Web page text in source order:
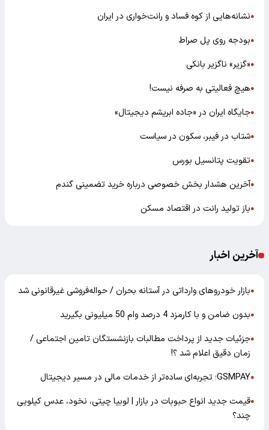
●نشانه‌هایی از کوه فساد و رانت‌خواری در ایران
●بودجه روی پل صراط
●«گزیر» ناگزیر بانکی
●هیچ فعالیتی به صرفه نیست!
●جایگاه ایران در «جاده ابریشم دیجیتال»
●شتاب در فیبر، سکون در سیاست
●تقویت پتانسیل بورس
●آخرین هشدار بخش خصوصی درباره خرید تضمینی گندم
●باز تولید رانت در اقتصاد مسکن
آخرین اخبار
●بازار خودرو‌های وارداتی در آستانه بحران / حواله‌فروشی غیرقانونی شد
●بدون ضامن و با کارمزد 4 درصد وام 50 میلیونی بگیرید
●جزئیات جدید از پرداخت مطالبات بازنشستگان تامین اجتماعی /
زمان دقیق اعلام شد ؟!
●GSMPAY؛ تجربه‌ای ساده‌تر از خدمات مالی در مسیر دیجیتال
●قیمت جدید انواع حبوبات در بازار | لوبیا چیتی، نخود، عدس کیلویی
چند؟